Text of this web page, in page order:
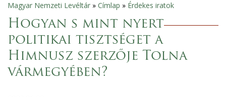
Jelenlegi
hely
Magyar Nemzeti Levéltár » Címlap » Érdekes iratok
Hogyan s mint nyert
politikai tisztséget a
Himnusz szerzője Tolna
vármegyében?